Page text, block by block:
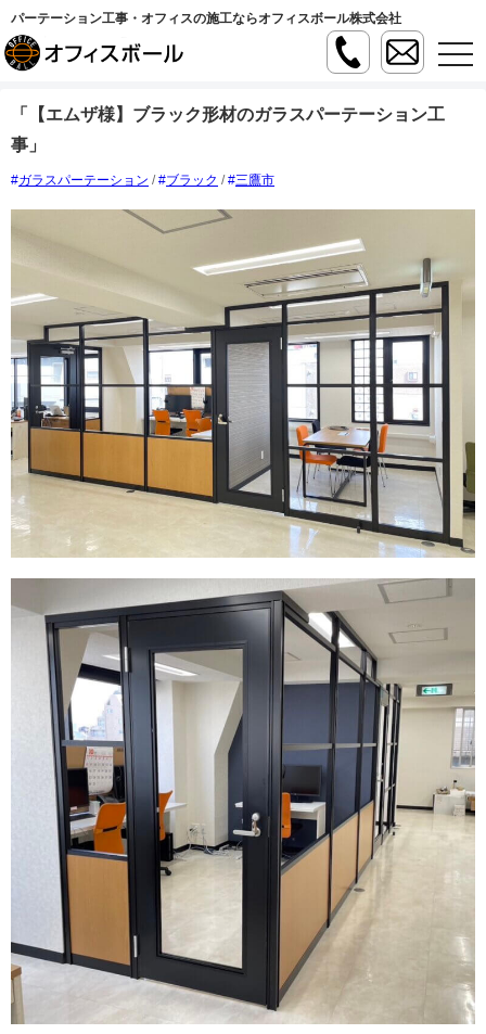
パーテーション工事・オフィスの施工ならオフィスボール株式会社
t
o
g
「【エムザ様】ブラック形材のガラスパーテーション工
事」
ガラスパーテーション / ブラック / 三鷹市